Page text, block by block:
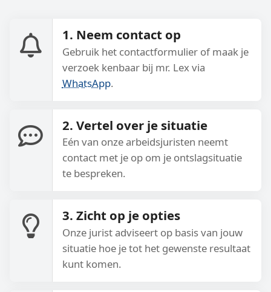
1. Neem contact op
Gebruik het contactformulier of maak je
verzoek kenbaar bij mr. Lex via
WhatsApp.
2. Vertel over je situatie
Eén van onze arbeidsjuristen neemt
contact met je op om je ontslagsituatie
te bespreken.
3. Zicht op je opties
Onze jurist adviseert op basis van jouw
situatie hoe je tot het gewenste resultaat
kunt komen.